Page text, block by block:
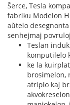
Ŝerce, Tesla
fabriku Modelon
aŭtelo
senhejmaj
Teslan
komputilelo
ke la
brosimelon,
atriplo kaj